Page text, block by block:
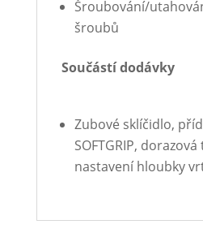
Šroubování/
šroubů
Součástí dodávky
Zubové sklíčidlo,
SOFTGRIP,
nastavení hloubky